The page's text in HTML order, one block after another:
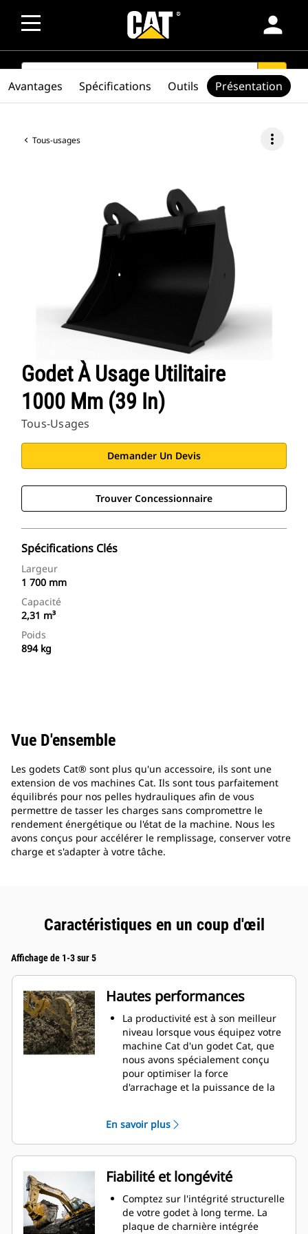
person
SEARCH search
Tous-usages more_vert
Godet À Usage Utilitaire
1000 Mm (39 In)
Tous-Usages
Demander Un Devis
Trouver Concessionnaire
Spécifications Clés
Largeur
1 700 mm
Capacité
2,31 m³
Poids
894 kg
Avantages Spécifications Outils Présentation
Vue D'ensemble
Les godets Cat® sont plus qu'un accessoire, ils sont une
extension de vos machines Cat. Ils sont tous parfaitement
équilibrés pour nos pelles hydrauliques afin de vous
permettre de tasser les charges sans compromettre le
rendement énergétique ou l'état de la machine. Nous les
avons conçus pour accélérer le remplissage, conserver votre
charge et s'adapter à votre tâche.
Caractéristiques en un coup d'œil
Affichage de 1-3 sur 5
Hautes performances
La productivité est à son meilleur
niveau lorsque vous équipez votre
machine Cat d'un godet Cat, que
nous avons spécialement conçu
pour optimiser la force
d'arrachage et la puissance de la
double améliore le flux des
matières dans le godet. Le
dégagement de talon accru
garantit que le fond du godet ne
frotte pas, ce qui réduit les coûts
d'entretien.
La consommation de carburant est
maximale lors de l'excavation. Les
En savoir plus
Fiabilité et longévité
Comptez sur l'intégrité structurelle
de votre godet à long terme. La
plaque de charnière intégrée